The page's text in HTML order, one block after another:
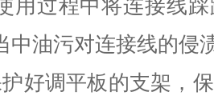
用过程中将连接线
中油污对连接线的侵
调平板的支架，保